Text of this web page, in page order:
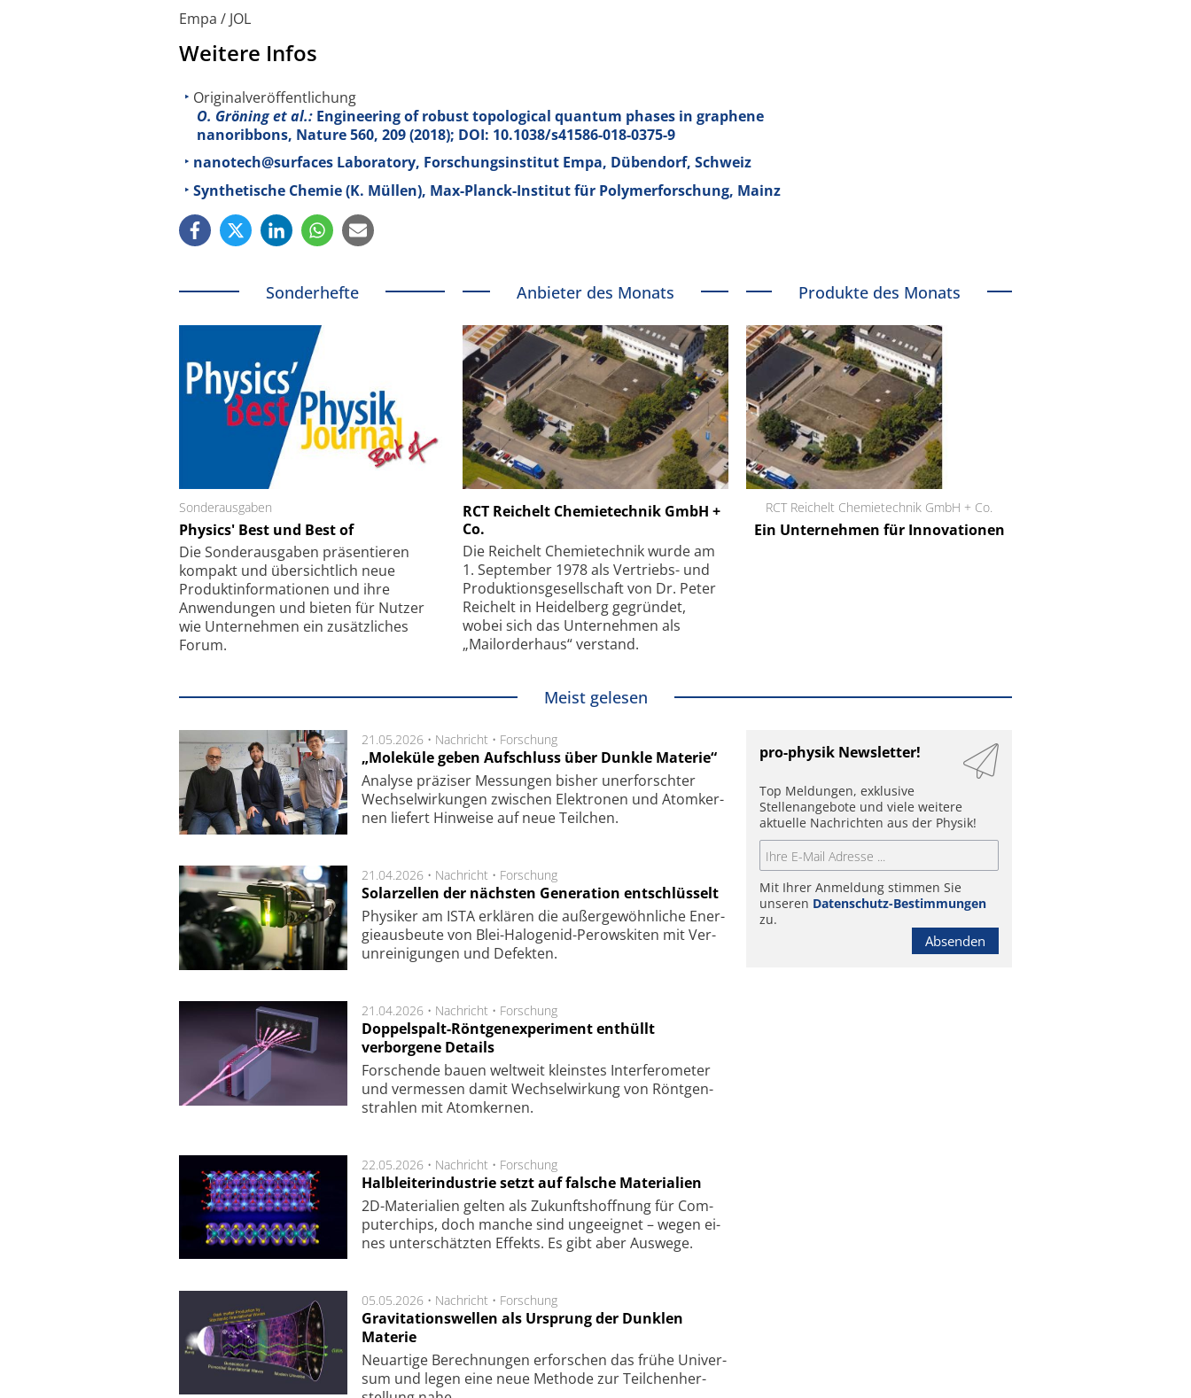
Empa / JOL
Weitere Infos
Originalveröffentlichung
O. Gröning et al.: Engineering of robust topological quantum phases in graphene
nanoribbons, Nature 560, 209 (2018); DOI: 10.1038/s41586-018-0375-9
nanotech@surfaces Laboratory, Forschungsinstitut Empa, Dübendorf, Schweiz
Synthetische Chemie (K. Müllen), Max-Planck-Institut für Polymerforschung, Mainz
Sonderhefte
Sonderausgaben
Physics' Best und Best of
Die Sonder­ausgaben präsentieren
kompakt und übersichtlich neue
Produkt­informationen und ihre
Anwendungen und bieten für Nutzer
wie Unternehmen ein zusätzliches
Forum.
Anbieter des Monats
RCT Reichelt Chemietechnik GmbH +
Co.
Die Reichelt Chemietechnik wurde am
1. September 1978 als Vertriebs- und
Produktionsgesellschaft von Dr. Peter
Reichelt in Heidelberg gegründet,
wobei sich das Unternehmen als
„Mailorderhaus“ verstand.
Produkte des Monats
SmarAct GmbH
Elektronenmikroskopie auf
kleinstem Raum
Menlo Systems GmbH
Femtosekunden-Faserlaser für
Multiphotonen-Anwendungen
RCT Reichelt Chemietechnik GmbH + Co.
Ein Unternehmen für Innovationen
Schäfter + Kirchhoff GmbH
Faserkoppler mit Super-
Meist gelesen
21.05.2026 • Nachricht • Forschung
„Moleküle geben Aufschluss über Dunkle Materie“
Analyse prä­zi­ser Mes­sung­en bis­her un­er­for­schter
Wech­sel­wir­kung­en zwi­schen Elek­tro­nen und Atom­ker­
nen lie­fert Hin­wei­se auf neue Teil­chen.
21.04.2026 • Nachricht • Forschung
Solarzellen der nächsten Generation entschlüsselt
Physiker am ISTA er­klä­ren die außer­ge­wöhn­li­che Ener­
gie­aus­beu­te von Blei-Halo­ge­nid-Perows­ki­ten mit Ver­
unrei­ni­gung­en und De­fek­ten.
21.04.2026 • Nachricht • Forschung
Doppelspalt-Röntgenexperiment enthüllt
verborgene Details
For­schen­de bau­en welt­weit kleins­tes In­ter­fe­ro­me­ter
und ver­mes­sen da­mit Wech­sel­wir­kung von Rönt­gen­
strah­len mit Atom­ker­nen.
22.05.2026 • Nachricht • Forschung
Halbleiterindustrie setzt auf falsche Materialien
2D-Mate­ri­a­li­en gel­ten als Zu­kunfts­hoff­nung für Com­
pu­ter­chips, doch man­che sind un­ge­eig­net – we­gen ei­
nes un­ter­schätz­ten Ef­fekts. Es gibt aber Aus­we­ge.
05.05.2026 • Nachricht • Forschung
Gravitationswellen als Ursprung der Dunklen
Materie
Neu­artige Be­rech­nung­en er­for­schen das frü­he Uni­ver­
sum und legen eine neue Me­tho­de zur Teil­chen­her­
pro-physik Newsletter!
Top Meldungen, exklusive
Stellenangebote und viele weitere
aktuelle Nachrichten aus der Physik!
Mit Ihrer Anmeldung stimmen Sie
unseren Datenschutz-Bestimmungen
zu.
Absenden